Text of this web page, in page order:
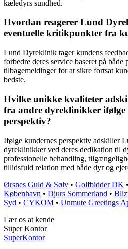
kæledyrs sundhed.
Hvordan reagerer Lund
eventuelle kritikpunkter fra
Lund Dyreklinik tager kundens
forbedre deres service baseret på både
tilbagemeldinger for at sikre fortsat
bedste.
Hvilke unikke kvaliteter
fra andre dyreklinikker ifølge
perspektiv?
Ifølge kundernes perspektiv adskiller
dyreklinikker ved deres dedikation til
professionelle behandling,
tillidsfuld relation med både dyr og
Ørsnes Guld & Sølv • Golfbidder DK •
København • Djurs Sommerland •
Syd • CYKOM • Unmute Greetings
Lær os at kende
Super Kontor
SuperKontor